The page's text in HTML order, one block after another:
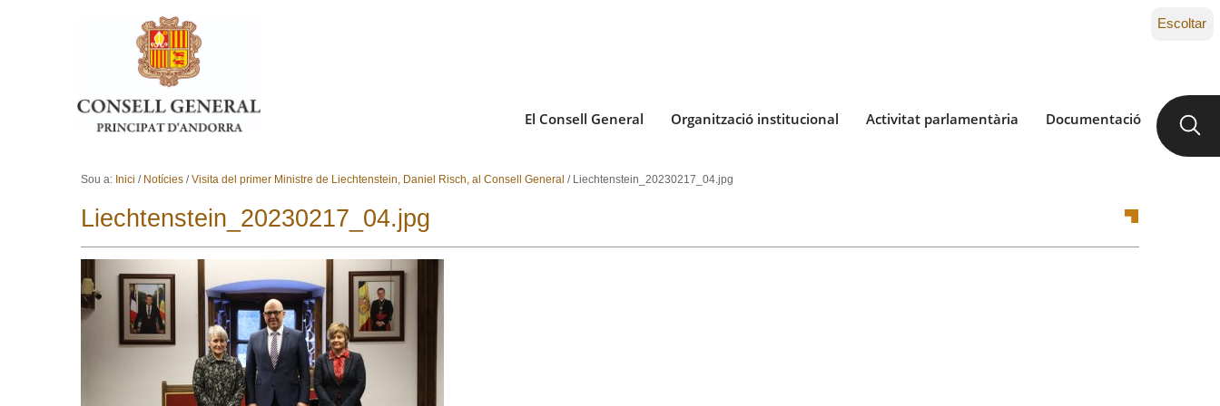
Ves al contingut.
Salta a la navegació
El Consell General Organització institucional Activitat parlamentària Documentació
Escoltar
Sou a: Inici / Notícies /Visita del primer Ministre de Liechtenstein, Daniel Risch, al Consell General / Liechtenstein_20230217_04.jpg
Liechtenstein_20230217_04.jpg